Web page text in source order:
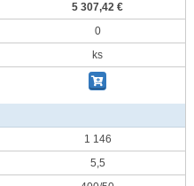
5 307,42 €
0
ks
1 146
5,5